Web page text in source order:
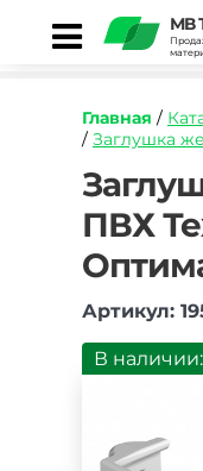
МВ
Главная /
/ Заглушка
https://
zheloba-
pvkh-
optima-
120-
ПВХ
Артикул:
В